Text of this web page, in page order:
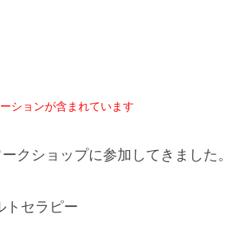
ションが含まれています
クショップに参加してきました。
トセラピー